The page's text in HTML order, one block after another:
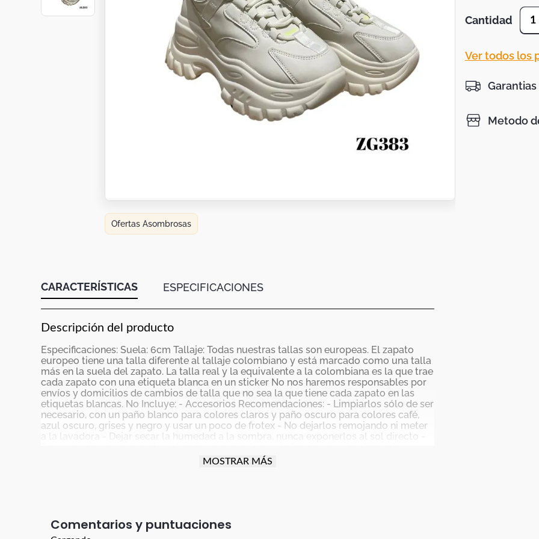
Ofertas Asombrosas
CARACTERÍSTICAS ESPECIFICACIONES
Descripción del producto
Especificaciones: Suela: 6cm Tallaje: Todas nuestras tallas son europeas. El zapato
europeo tiene una talla diferente al tallaje colombiano y está marcado como una talla
más en la suela del zapato. La talla real y la equivalente a la colombiana es la que trae
cada zapato con una etiqueta blanca en un sticker No nos haremos responsables por
envíos y domicilios de cambios de talla que no sea la que tiene cada zapato en las
etiquetas blancas. No Incluye: - Accesorios Recomendaciones: - Limpiarlos sólo de ser
necesario, con un paño blanco para colores claros y paño oscuro para colores café,
azul oscuro, grises y negro y usar un poco de frotex - No dejarlos remojando ni meter
a la lavadora - Dejar secar la humedad a la sombra, nunca exponerlos al sol directo -
actividad para proteger el producto (parte trasera, punta y tacón). - Debes tener
producto real. Los taches y apliques son accesorios de alto cuidado y buen uso por lo
cual NO tienen garantía.
MOSTRAR MÁS
Comentarios
Cantidad 1
Ver todos los
Metodo
Dko